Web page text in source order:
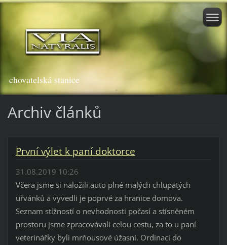
chovatelská stanice
Archiv článků
První výlet k paní doktorce
31.08.2019 10:26
Včera jsme si naložili auto plné malých chlupatých
uřvánků a vyvedli je poprvé za hranice domova.
Seznam stížností o nevhodnosti počasí a stísněném
prostoru jsme zpracovávali celou cestu, za to u paní
veterinářky byli mrňousové úžasní. Ordinaci do